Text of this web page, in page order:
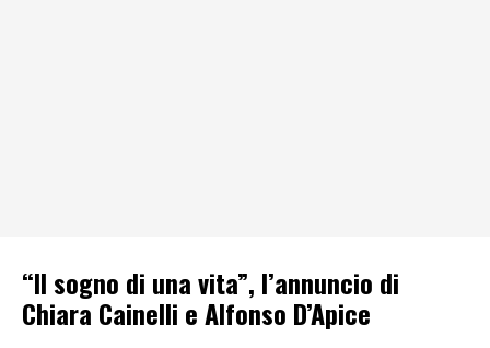
“Il sogno di una vita”, l’annuncio di
Chiara Cainelli e Alfonso D’Apice